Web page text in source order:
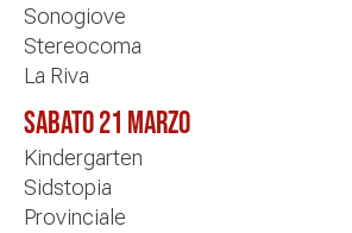
Sonogiove
Stereocoma
La Riva
Sabato 21 marzo
Kindergarten
Sidstopia
Provinciale